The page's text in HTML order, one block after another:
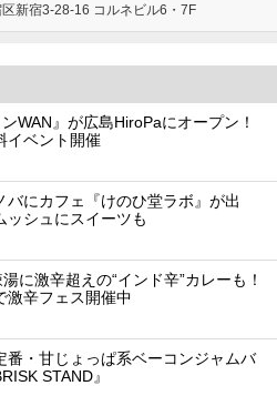
新宿3-28-16 コルネビル6・7F
WAN』が広島HiroPaにオープン！
イベント開催
バにカフェ『けのひ堂ラボ』が出
ッシュにスイーツも
に激辛超えの“インド辛”カレーも！
激辛フェス開催中
番・甘じょっぱ系ベーコンジャムバ
STAND』